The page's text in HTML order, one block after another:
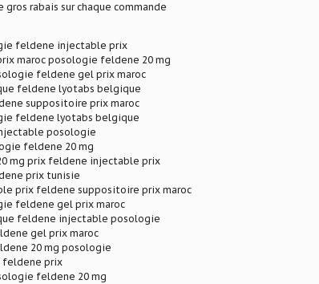
rabais sur chaque commande
feldene injectable prix
maroc posologie feldene 20 mg
feldene gel prix maroc
feldene lyotabs belgique
suppositoire prix maroc
feldene lyotabs belgique
posologie
feldene 20 mg
mg prix feldene injectable prix
prix tunisie
prix feldene suppositoire prix maroc
feldene gel prix maroc
feldene injectable posologie
gel prix maroc
20 mg posologie
feldene prix
feldene 20 mg